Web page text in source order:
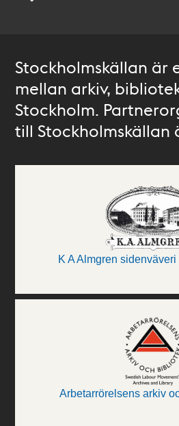
Stockholmskällan är
mellan arkiv,
Stockholm.
till Stockholmskällan
K A Almgren
Arbetarrörelsens arkiv